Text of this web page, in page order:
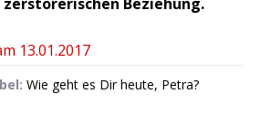
13.01.2017
Wie geht es Dir heute, Petra?